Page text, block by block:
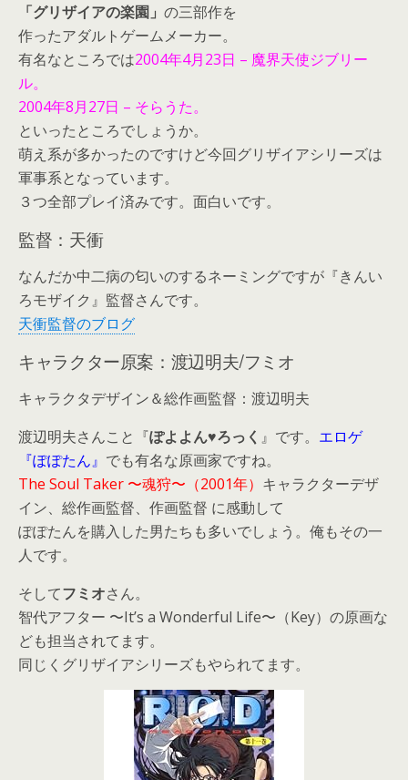
「グリザイアの楽園」 の三部作を
作ったアダルトゲームメーカー。
有名なところでは2004年4月23日 – 魔界天使ジブリー
ル。
2004年8月27日 – そらうた。
といったところでしょうか。
萌え系が多かったのですけど今回グリザイアシリーズは
軍事系となっています。
３つ全部プレイ済みです。面白いです。
監督：天衝
なんだか中二病の匂いのするネーミングですが『きんい
ろモザイク』監督さんです。
天衝監督のブログ
キャラクター原案：渡辺明夫/フミオ
キャラクタデザイン＆総作画監督：渡辺明夫
渡辺明夫さんこと『ぽよよん♥ろっく 』です。 エロゲ
『ぽぽたん』 でも有名な原画家ですね。
The Soul Taker 〜魂狩〜（2001年） キャラクターデザ
イン、総作画監督、作画監督 に感動して
ぽぽたんを購入した男たちも多いでしょう。俺もその一
人です。
そしてフミオさん。
智代アフター 〜It’s a Wonderful Life〜（Key）の原画な
ども担当されてます。
同じくグリザイアシリーズもやられてます。